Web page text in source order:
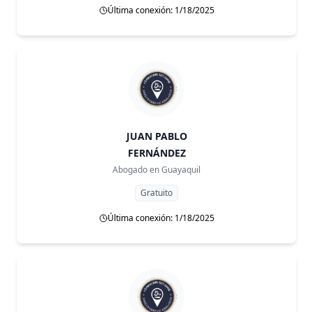
Última conexión: 1/18/2025
JUAN PABLO
FERNÁNDEZ
Abogado enGuayaquil
Gratuito
Última conexión: 1/18/2025